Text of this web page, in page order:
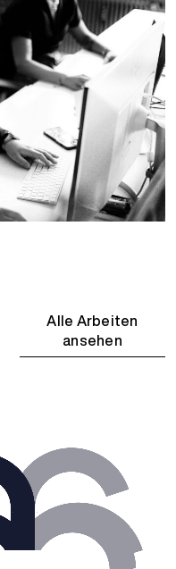
Alle Arbeiten
ansehen